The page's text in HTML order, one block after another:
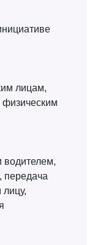
лицам,
водителем,
передача